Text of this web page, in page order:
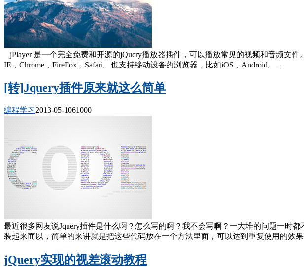
jPlayer 是一个完全免费和开源的jQuery播放器插件，可以播放常见的视频和音频文
IE，Chrome，FireFox，Safari。也支持移动设备的浏览器，比如iOS，Android。...
[转]Jquery插件原来就这么简单
编程学习2013-05-1061000
最近很多网友说Jquery插件是什么啊？怎么写的啊？我不会写啊？一大堆的问题一时
装起来而以，简单的来讲就是把这些代码放在一个方法里面，可以达到重复使用的效
jQuery实现的视差滚动教程